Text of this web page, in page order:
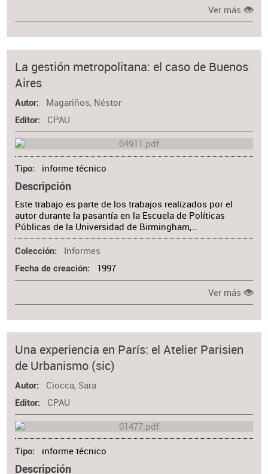
Ver más
La gestión metropolitana: el caso de Buenos
Aires
Autor Magariños, Néstor
Editor CPAU
Tipo informe técnico
Descripción
Este trabajo es parte de los trabajos realizados por el
autor durante la pasantía en la Escuela de Políticas
Públicas de la Universidad de Birmingham,…
Colección Informes
Fecha de creación 1997
Ver más
Una experiencia en París: el Atelier Parisien
de Urbanismo (sic)
Autor Ciocca, Sara
Editor CPAU
Tipo informe técnico
Descripción